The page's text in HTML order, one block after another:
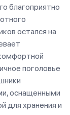
благоприятно
остался на
поголовье
оснащенными
для хранения и